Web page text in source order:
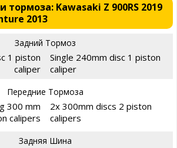
тормоза: Kawasaki Z 900RS 2019
2013
Задний Тормоз
1 piston
caliper
Single 240mm disc 1 piston
caliper
Передние Тормоза
300 mm
calipers
2x 300mm discs 2 piston
calipers
Задняя Шина